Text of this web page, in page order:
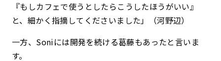
『もしカフェで使うとしたらこうしたほうがいい』
と、細かく指摘してくださいました」（河野辺）
一方、Soniには開発を続ける葛藤もあったと言いま
す。